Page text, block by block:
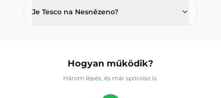
Je Tesco na Nesnězeno?
Hogyan működik?
Három lépés, és már spórolsz is.